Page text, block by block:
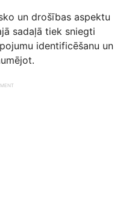
un drošības aspektu
sadaļā tiek sniegti
identificēšanu un